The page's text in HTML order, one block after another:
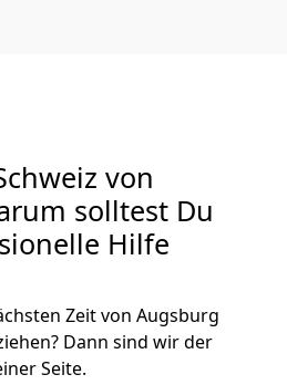
von
solltest Du
Hilfe
Zeit von Augsburg
Dann sind wir der
Seite.